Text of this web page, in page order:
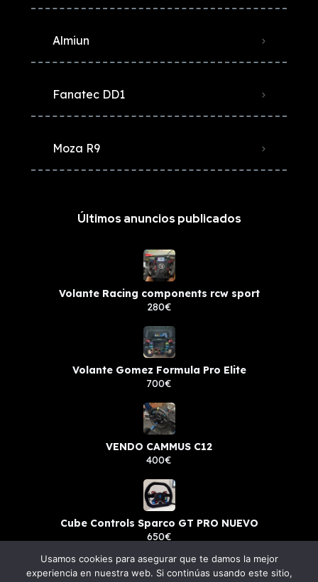
Almiun
Fanatec DD1
Moza R9
Últimos anuncios publicados
Volante Racing components rcw sport
280€
Volante Gomez Formula Pro Elite
700€
VENDO CAMMUS C12
400€
Cube Controls Sparco GT PRO NUEVO
650€
Usamos cookies para asegurar que te damos la mejor
experiencia en nuestra web. Si continúas usando este sitio,